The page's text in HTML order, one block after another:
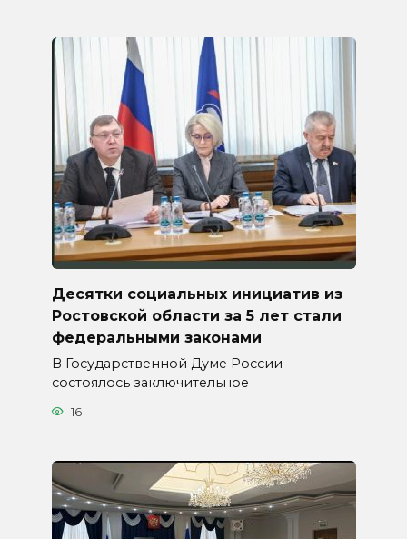
Десятки социальных инициатив из
Ростовской области за 5 лет стали
федеральными законами
В Государственной Думе России
состоялось заключительное
16